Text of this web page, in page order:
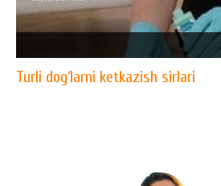
Turli dog‘larni ketkazish sirlari